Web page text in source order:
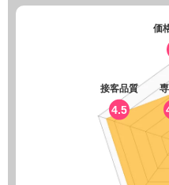
価
接客品質
4.5